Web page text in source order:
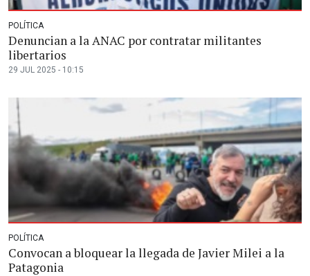
POLÍTICA
Denuncian a la ANAC por contratar militantes
libertarios
29 JUL 2025 - 10:15
POLÍTICA
Convocan a bloquear la llegada de Javier Milei a la
Patagonia